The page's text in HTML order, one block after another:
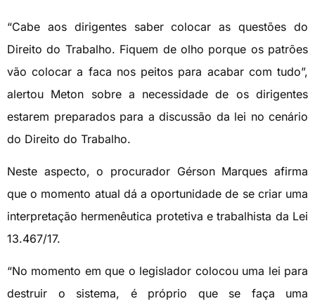
“Cabe aos dirigentes saber colocar as questões do
Direito do Trabalho. Fiquem de olho porque os patrões
vão colocar a faca nos peitos para acabar com tudo”,
alertou Meton sobre a necessidade de os dirigentes
estarem preparados para a discussão da lei no cenário
do Direito do Trabalho.
Neste aspecto, o procurador Gérson Marques afirma
que o momento atual dá a oportunidade de se criar uma
interpretação hermenêutica protetiva e trabalhista da Lei
13.467/17.
“No momento em que o legislador colocou uma lei para
destruir o sistema, é próprio que se faça uma